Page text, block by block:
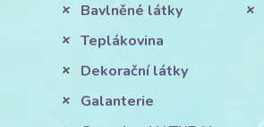
Bavlněné látky
Teplákovina
Dekorační látky
Galanterie